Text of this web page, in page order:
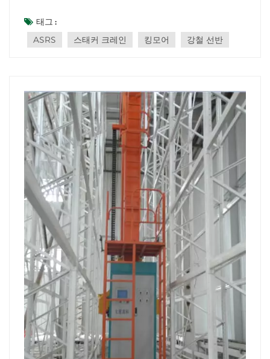
다. 먼저 자동화된 입체 창고가 무엇인지 이해해 봅시다.
자동화 입체 창고는 기계 장비, 컴퓨터 제어 및 자동화 기술
을 사용하...
태그 :
ASRS
스태커 크레인 킹모어 강철 선반